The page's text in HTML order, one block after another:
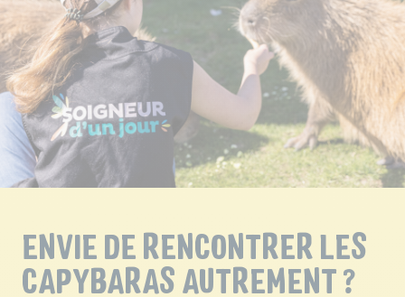
ENVIE DE RENCONTRER LES
CAPYBARAS AUTREMENT ?